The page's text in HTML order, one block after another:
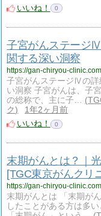
いいね！
0
子宮がんステージ
関する深い洞察
子宮がんステージⅣの詳
い洞察 子宮がんは、子
の総称で、主に子…
ク
1年2ヶ月前
いいね！
0
末期がんとは？｜
[TGC東京がんクリ
末期がんとは 「末期が
したことがある方は多